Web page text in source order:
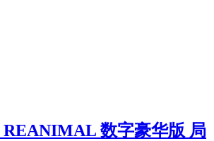
REANIMAL 数字豪华版 局